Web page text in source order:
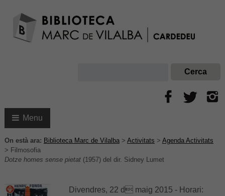
Menu
On està ara: Biblioteca Marc de Vilalba> Activitats > Agenda Activitats
> Filmosofia
Dotze homes sense pietat(1957) del dir. Sidney Lumet
Divendres, 22 d maig 2015 - Horari: